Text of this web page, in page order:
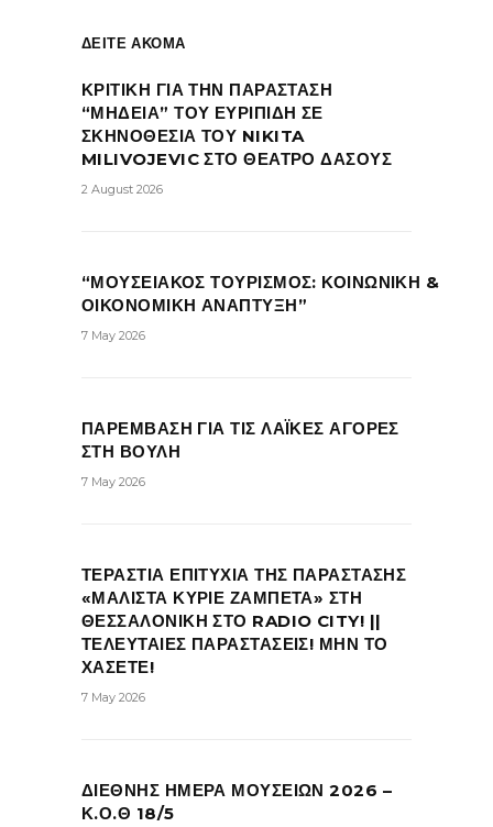
ΔΕΙΤΕ ΑΚΟΜΑ
ΚΡΙΤΙΚΗ ΓΙΑ ΤΗΝ ΠΑΡΑΣΤΑΣΗ
“ΜΗΔΕΙΑ” ΤΟΥ ΕΥΡΙΠΙΔΗ ΣΕ
ΣΚΗΝΟΘΕΣΙΑ ΤΟΥ NIKITA
MILIVOJEVIC ΣΤΟ ΘΕΑΤΡΟ ΔΑΣΟΥΣ
2 August 2026
“ΜΟΥΣΕΙΑΚΟΣ ΤΟΥΡΙΣΜΟΣ: ΚΟΙΝΩΝΙΚΗ &
ΟΙΚΟΝΟΜΙΚΗ ΑΝΑΠΤΥΞΗ”
7 May 2026
ΠΑΡΕΜΒΑΣΗ ΓΙΑ ΤΙΣ ΛΑΪΚΕΣ ΑΓΟΡΕΣ
ΣΤΗ ΒΟΥΛΗ
7 May 2026
ΤΕΡΑΣΤΙΑ ΕΠΙΤΥΧΙΑ ΤΗΣ ΠΑΡΑΣΤΑΣΗΣ
«ΜΑΛΙΣΤΑ ΚΥΡΙΕ ΖΑΜΠΕΤΑ» ΣΤΗ
ΘΕΣΣΑΛΟΝΙΚΗ ΣΤΟ RADIO CITY! ||
ΤΕΛΕΥΤΑΙΕΣ ΠΑΡΑΣΤΑΣΕΙΣ! ΜΗΝ ΤΟ
ΧΑΣΕΤΕ!
7 May 2026
ΔΙΕΘΝΗΣ ΗΜΕΡΑ ΜΟΥΣΕΙΩΝ 2026 –
Κ.Ο.Θ 18/5